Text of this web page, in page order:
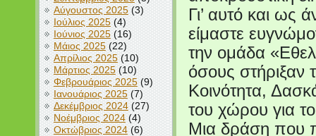
Αύγουστος 2025(3)
Ιούλιος 2025(4)
Ιούνιος 2025(16)
Μάιος 2025(22)
Απρίλιος 2025(10)
Μάρτιος 2025(10)
Φεβρουάριος 2025(9)
Ιανουάριος 2025(7)
Δεκέμβριος 2024(27)
Νοέμβριος 2024(4)
Οκτώβριος 2024(6)
Γι’ αυτό και ως
είμαστε
την ομάδα
όσους στήριξαν
Κοινότητα,
του χώρου για
Μια δράση που